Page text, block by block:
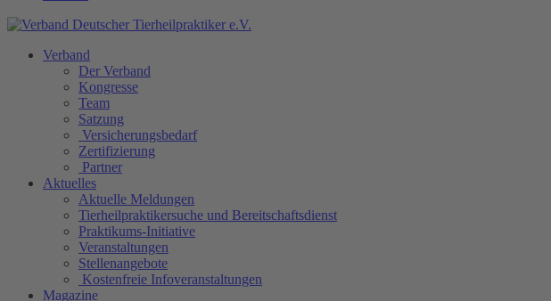
Verband
Der Verband
Kongresse
Team
Satzung
Versicherungsbedarf
Zertifizierung
Partner
Aktuelles
Aktuelle Meldungen
Tierheilpraktikersuche und Bereitschaftsdienst
Praktikums-Initiative
Veranstaltungen
Stellenangebote
Kostenfreie Infoveranstaltungen
Magazine